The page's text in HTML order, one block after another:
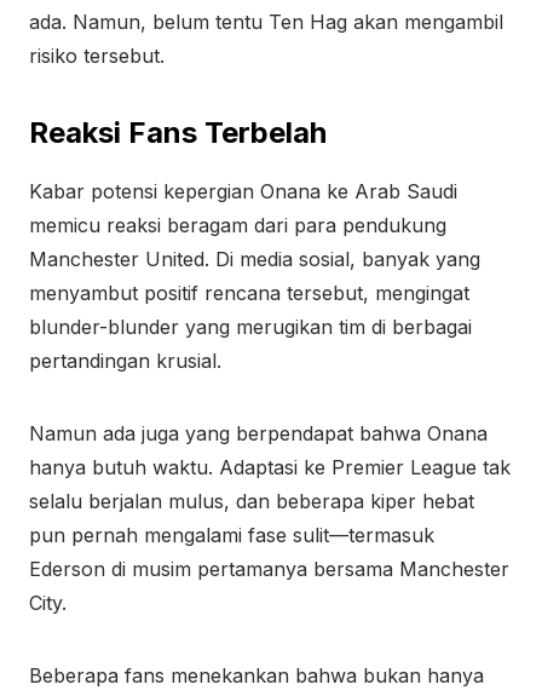
ada. Namun, belum tentu Ten Hag akan mengambil
risiko tersebut.
Reaksi Fans Terbelah
Kabar potensi kepergian Onana ke Arab Saudi
memicu reaksi beragam dari para pendukung
Manchester United. Di media sosial, banyak yang
menyambut positif rencana tersebut, mengingat
blunder-blunder yang merugikan tim di berbagai
pertandingan krusial.
Namun ada juga yang berpendapat bahwa Onana
hanya butuh waktu. Adaptasi ke Premier League tak
selalu berjalan mulus, dan beberapa kiper hebat
pun pernah mengalami fase sulit—termasuk
Ederson di musim pertamanya bersama Manchester
City.
Beberapa fans menekankan bahwa bukan hanya